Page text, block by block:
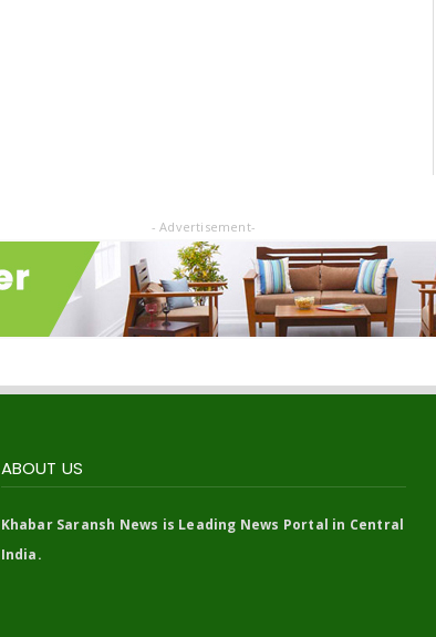
- Advertisement-
ABOUT US
Khabar Saransh News is Leading News Portal in Central
India.